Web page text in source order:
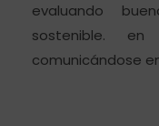
evaluando
sostenible.
comunicándose